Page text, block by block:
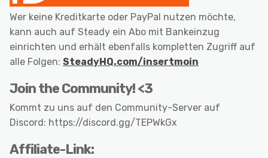
Wer keine Kreditkarte oder PayPal nutzen möchte,
kann auch auf Steady ein Abo mit Bankeinzug
einrichten und erhält ebenfalls kompletten Zugriff auf
alle Folgen: SteadyHQ.com/insertmoin
Join the Community! <3
Kommt zu uns auf den Community-Server auf
Discord: https://discord.gg/TEPWkGx
Affiliate-Link: